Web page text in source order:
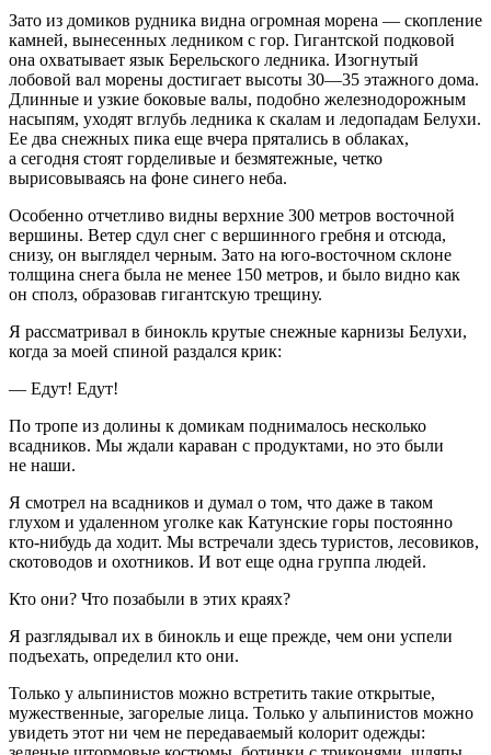
Зато из домиков рудника видна огромная морена — скопление
камней, вынесенных ледником с гор. Гигантской подковой
она охватывает язык Берельского ледника. Изогнутый
лобовой вал морены достигает высоты 30—35 этажного дома.
Длинные и узкие боковые валы, подобно железнодорожным
насыпям, уходят вглубь ледника к скалам и ледопадам Белухи.
Ее два снежных пика еще вчера прятались в облаках,
а сегодня стоят горделивые и безмятежные, четко
вырисовываясь на фоне синего неба.
Особенно отчетливо видны верхние 300 метров восточной
вершины. Ветер сдул снег с вершинного гребня и отсюда,
снизу, он выглядел черным. Зато на юго-восточном склоне
толщина снега была не менее 150 метров, и было видно как
он сполз, образовав гигантскую трещину.
Я рассматривал в бинокль крутые снежные карнизы Белухи,
когда за моей спиной раздался крик:
— Едут! Едут!
По тропе из долины к домикам поднималось несколько
всадников. Мы ждали караван с продуктами, но это были
не наши.
Я смотрел на всадников и думал о том, что даже в таком
глухом и удаленном уголке как Катунские горы постоянно
кто-нибудь да ходит. Мы встречали здесь туристов, лесовиков,
скотоводов и охотников. И вот еще одна группа людей.
Кто они? Что позабыли в этих краях?
Я разглядывал их в бинокль и еще прежде, чем они успели
подъехать, определил кто они.
Только у альпинистов можно встретить такие открытые,
мужественные, загорелые лица. Только у альпинистов можно
увидеть этот ни чем не передаваемый колорит одежды: